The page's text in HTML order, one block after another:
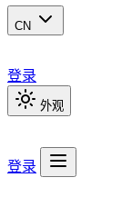
CN
登录
外观
登录